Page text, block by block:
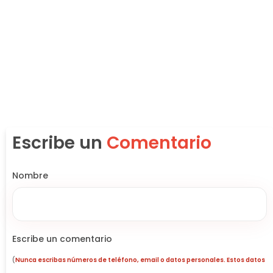
Escribe un Comentario
Nombre
Escribe un comentario
(Nunca escribas números de teléfono, email o datos personales. Estos datos